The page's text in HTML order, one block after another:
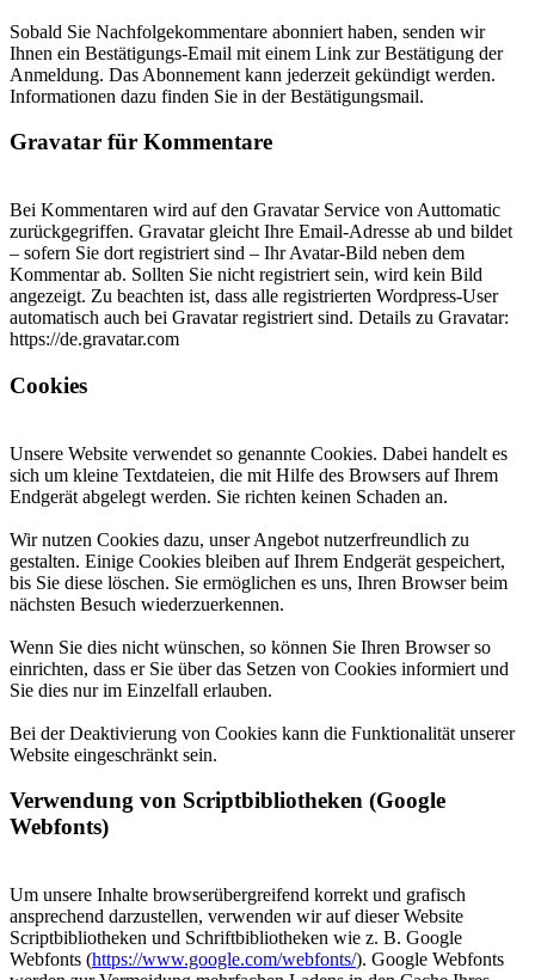
Sobald Sie Nachfolgekommentare abonniert haben, senden wir
Ihnen ein Bestätigungs-Email mit einem Link zur Bestätigung der
Anmeldung. Das Abonnement kann jederzeit gekündigt werden.
Informationen dazu finden Sie in der Bestätigungsmail.
Gravatar für Kommentare
Bei Kommentaren wird auf den Gravatar Service von Auttomatic
zurückgegriffen. Gravatar gleicht Ihre Email-Adresse ab und bildet
– sofern Sie dort registriert sind – Ihr Avatar-Bild neben dem
Kommentar ab. Sollten Sie nicht registriert sein, wird kein Bild
angezeigt. Zu beachten ist, dass alle registrierten Wordpress-User
automatisch auch bei Gravatar registriert sind. Details zu Gravatar:
https://de.gravatar.com
Cookies
Unsere Website verwendet so genannte Cookies. Dabei handelt es
sich um kleine Textdateien, die mit Hilfe des Browsers auf Ihrem
Endgerät abgelegt werden. Sie richten keinen Schaden an.
Wir nutzen Cookies dazu, unser Angebot nutzerfreundlich zu
gestalten. Einige Cookies bleiben auf Ihrem Endgerät gespeichert,
bis Sie diese löschen. Sie ermöglichen es uns, Ihren Browser beim
nächsten Besuch wiederzuerkennen.
Wenn Sie dies nicht wünschen, so können Sie Ihren Browser so
einrichten, dass er Sie über das Setzen von Cookies informiert und
Sie dies nur im Einzelfall erlauben.
Bei der Deaktivierung von Cookies kann die Funktionalität unserer
Website eingeschränkt sein.
Verwendung von Scriptbibliotheken (Google
Webfonts)
Um unsere Inhalte browserübergreifend korrekt und grafisch
ansprechend darzustellen, verwenden wir auf dieser Website
Scriptbibliotheken und Schriftbibliotheken wie z. B. Google
Webfonts (https://www.google.com/webfonts/). Google Webfonts